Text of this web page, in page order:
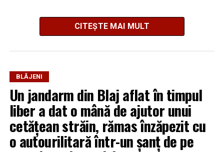
Adaugă blajinfo.ro ca sursă
Ultimele știri din Blaj
ACS Atomic Blaj, medalie de bronz la Campionatul
Național U16 de volei pe nisip: Ilinca Iuga și
Andreea Pripon, pe podium la Arad
Peste 1,5 milioane de lei pentru aparatură medicală
CITEȘTE MAI MULT
BLĂJENI
Un jandarm din Blaj aflat în timpul
liber a dat o mână de ajutor unui
cetățean străin, rămas înzăpezit cu
o autourilitară într-un șanț de pe